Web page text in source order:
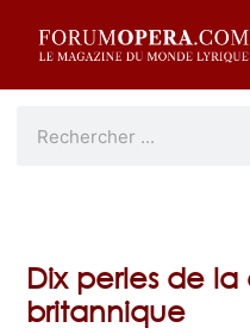
Dix perles de
britannique